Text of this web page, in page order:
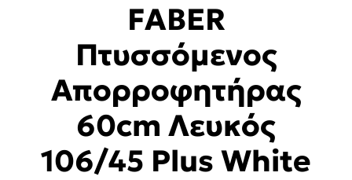
FABER
Πτυσσόμενος
Απορροφητήρας
60cm Λευκός
106/45 Plus White